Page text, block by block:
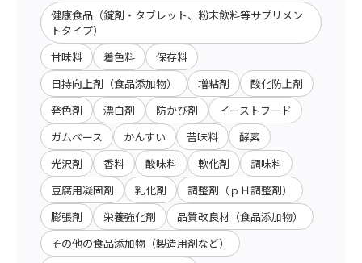
健康食品（錠剤・タブレット、粉末飲料等サプリメン
トタイプ）
甘味料 着色料 保存料
日持向上剤（食品添加物） 増粘剤 酸化防止剤
発色剤 漂白剤 防かび剤 イーストフード
ガムベース かんすい 苦味料 酵素
光沢剤 香料 酸味料 軟化剤 調味料
豆腐用凝固剤 乳化剤 調整剤（ｐＨ調整剤）
膨張剤 栄養強化剤 品質改良材（食品添加物）
その他の食品添加物（製造用剤など）